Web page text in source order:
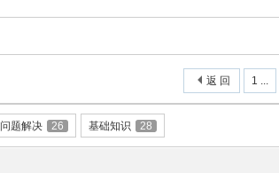
索
1 ...
返 回
问题解决 26 基础知识 28